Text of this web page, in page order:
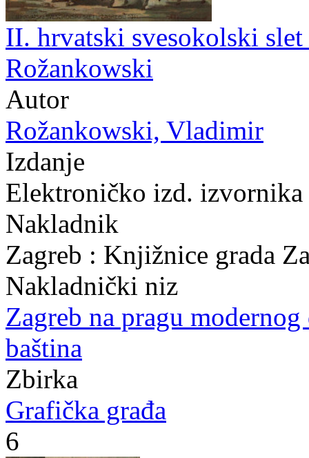
II. hrvatski svesokolski
Rožankowski
Autor
Rožankowski, Vladimir
Izdanje
Elektroničko izd.
Nakladnik
Zagreb : Knjižnice grada
Nakladnički niz
Zagreb na pragu modernog
baština
Zbirka
Grafička građa
6